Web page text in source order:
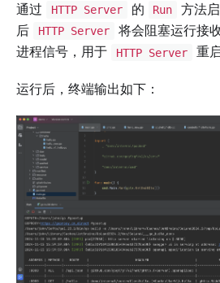
通过 HTTP Server 的 Run 方法
后
HTTP Server
将会阻塞运行接
进程信号，用于
HTTP Server 重
运行后，终端输出如下：